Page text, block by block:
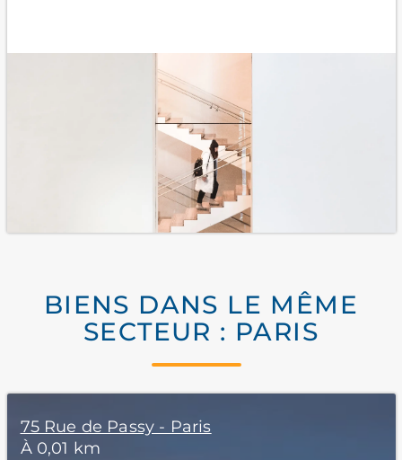
BIENS DANS LE MÊME
SECTEUR : PARIS
75 Rue de Passy - Paris
À 0,01 km